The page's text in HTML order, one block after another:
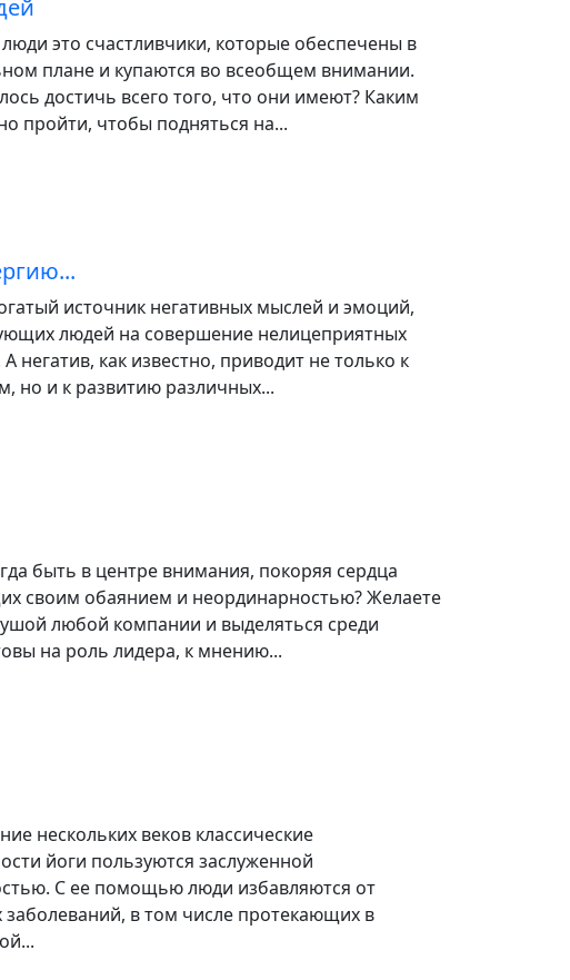
это счастливчики, которые обеспечены в
плане и купаются во всеобщем внимании.
достичь всего того, что они имеют? Каким
пройти, чтобы подняться на...
источник негативных мыслей и эмоций,
людей на совершение нелицеприятных
А негатив, как известно, приводит не только к
но и к развитию различных...
быть в центре внимания, покоряя сердца
своим обаянием и неординарностью? Желаете
любой компании и выделяться среди
на роль лидера, к мнению...
нескольких веков классические
йоги пользуются заслуженной
С ее помощью люди избавляются от
заболеваний, в том числе протекающих в